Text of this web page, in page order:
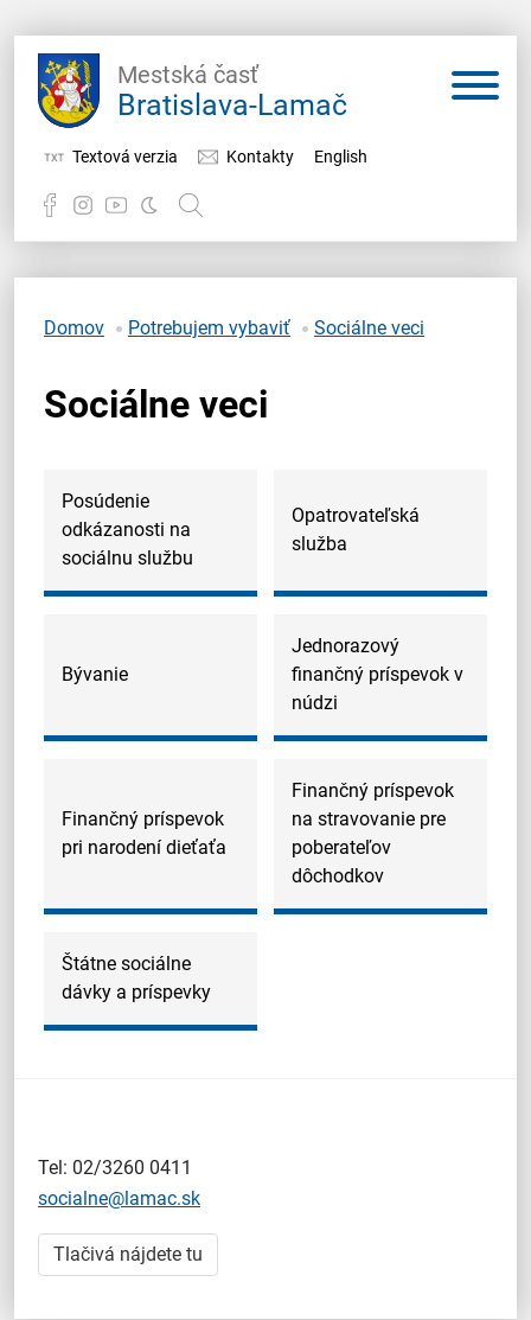
Mestská časť
Bratislava-Lamač
Textová verzia Kontakty English
Samospráva
Domov Potrebujem vybaviť Sociálne veci
Sociálne veci
Posúdenie
odkázanosti na
sociálnu službu
Opatrovateľská
služba
Bývanie
Jednorazový
finančný príspevok v
núdzi
Finančný príspevok
pri narodení dieťaťa
Finančný príspevok
na stravovanie pre
poberateľov
dôchodkov
Štátne sociálne
dávky a príspevky
Tel: 02/3260 0411
socialne@lamac.sk
Tlačivá nájdete tu